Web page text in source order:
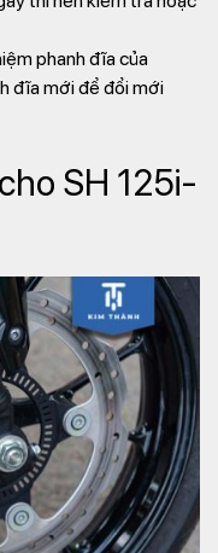
phanh đĩa của
đĩa mới để đổi mới
SH 125i-